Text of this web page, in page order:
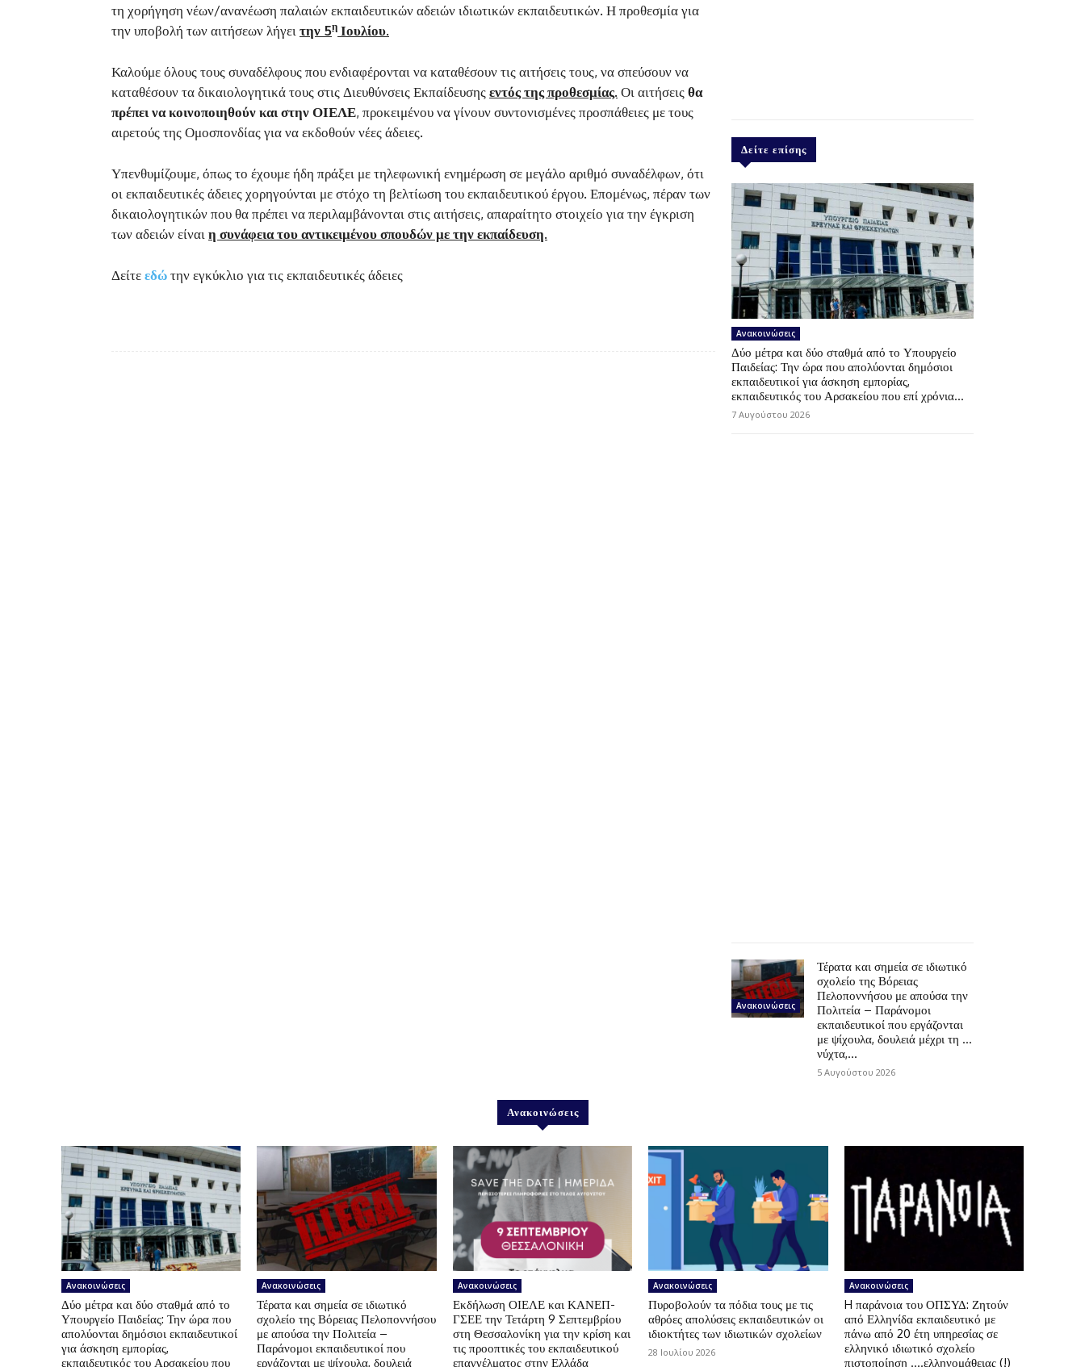
τη χορήγηση νέων/ανανέωση παλαιών εκπαιδευτικών αδειών ιδιωτικών εκπαιδευτικών. Η προθεσμία για
την υποβολή των αιτήσεων λήγει την 5η Ιουλίου.
Καλούμε όλους τους συναδέλφους που ενδιαφέρονται να καταθέσουν τις αιτήσεις τους, να σπεύσουν να
καταθέσουν τα δικαιολογητικά τους στις Διευθύνσεις Εκπαίδευσηςεντός της προθεσμίας. Οι αιτήσειςθα
πρέπει να κοινοποιηθούν και στην ΟΙΕΛΕ, προκειμένου να γίνουν συντονισμένες προσπάθειες με τους
αιρετούς της Ομοσπονδίας για να εκδοθούν νέες άδειες.
Υπενθυμίζουμε, όπως το έχουμε ήδη πράξει με τηλεφωνική ενημέρωση σε μεγάλο αριθμό συναδέλφων, ότι
οι εκπαιδευτικές άδειες χορηγούνται με στόχο τη βελτίωση του εκπαιδευτικού έργου. Επομένως, πέραν των
δικαιολογητικών που θα πρέπει να περιλαμβάνονται στις αιτήσεις, απαραίτητο στοιχείο για την έγκριση
των αδειών είναι η συνάφεια του αντικειμένου σπουδών με την εκπαίδευση.
Δείτεεδώτην εγκύκλιο για τις εκπαιδευτικές άδειες
Δείτε επίσης
Ανακοινώσεις
Δύο μέτρα και δύο σταθμά από το Υπουργείο
Παιδείας: Την ώρα που απολύονται δημόσιοι
εκπαιδευτικοί για άσκηση εμπορίας,
εκπαιδευτικός του Αρσακείου που επί χρόνια...
7 Αυγούστου 2026
Ανακοινώσεις
Τέρατα και σημεία σε ιδιωτικό
σχολείο της Βόρειας
Πελοποννήσου με απούσα την
Πολιτεία – Παράνομοι
εκπαιδευτικοί που εργάζονται
με ψίχουλα, δουλειά μέχρι τη …
νύχτα,...
5 Αυγούστου 2026
Ανακοινώσεις
Ανακοινώσεις
Δύο μέτρα και δύο σταθμά από το
Υπουργείο Παιδείας: Την ώρα που
απολύονται δημόσιοι εκπαιδευτικοί
για άσκηση εμπορίας,
εκπαιδευτικός του Αρσακείου που
Ανακοινώσεις
Τέρατα και σημεία σε ιδιωτικό
σχολείο της Βόρειας Πελοποννήσου
με απούσα την Πολιτεία –
Παράνομοι εκπαιδευτικοί που
εργάζονται με ψίχουλα, δουλειά
Ανακοινώσεις
Εκδήλωση ΟΙΕΛΕ και ΚΑΝΕΠ-
ΓΣΕΕ την Τετάρτη 9 Σεπτεμβρίου
στη Θεσσαλονίκη για την κρίση και
τις προοπτικές του εκπαιδευτικού
επαγγέλματος στην Ελλάδα
Ανακοινώσεις
Πυροβολούν τα πόδια τους με τις
αθρόες απολύσεις εκπαιδευτικών οι
ιδιοκτήτες των ιδιωτικών σχολείων
28 Ιουλίου 2026
Ανακοινώσεις
H παράνοια του ΟΠΣΥΔ: Ζητούν
από Ελληνίδα εκπαιδευτικό με
πάνω από 20 έτη υπηρεσίας σε
ελληνικό ιδιωτικό σχολείο
πιστοποίηση ….ελληνομάθειας (!)